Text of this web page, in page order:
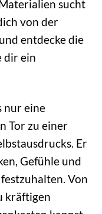
sucht
von der
entdecke die
dir ein
nur eine
Tor zu einer
Er
Gefühle und
Von
kräftigen